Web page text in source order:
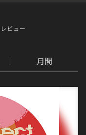
ビュー
月間